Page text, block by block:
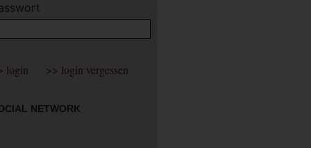
NETWORK